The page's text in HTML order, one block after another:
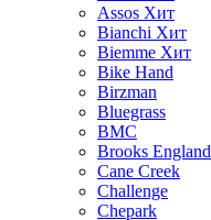
Assos Хит
Bianchi Хит
Biemme Хит
Bike Hand
Birzman
Bluegrass
BMC
Brooks England
Cane Creek
Challenge
Chepark